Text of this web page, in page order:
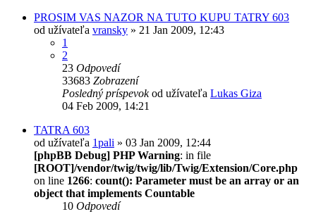
PROSIM VAS NAZOR NA TUTO KUPU TATRY 603
od užívateľa vransky » 21 Jan 2009, 12:43
1
2
23 Odpovedí
33683 Zobrazení
Posledný príspevokod užívateľa Lukas Giza
04 Feb 2009, 14:21
TATRA 603
od užívateľa 1pali » 03 Jan 2009, 12:44
[phpBB Debug] PHP Warning: in file
[ROOT]/vendor/twig/twig/lib/Twig/Extension/Core.php
on line 1266: count(): Parameter must be an array or an
object that implements Countable
10 Odpovedí